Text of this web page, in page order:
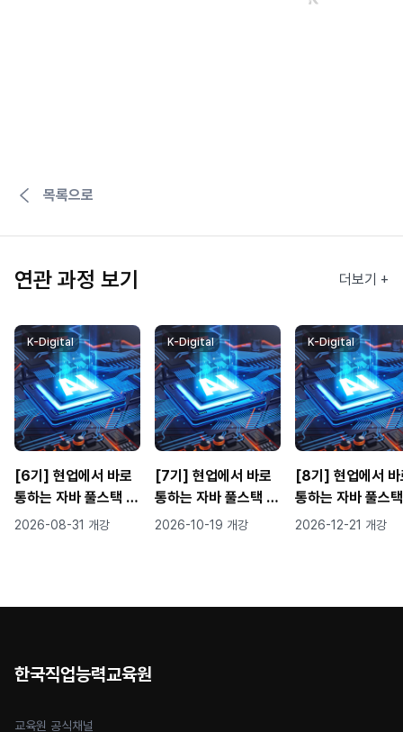
목록으로
연관 과정 보기 더보기 +
K-Digital
[6기] 현업에서 바로
통하는 자바 풀스택 &
생성형AI 서비스개발
2026-08-31 개강
K-Digital
[7기] 현업에서 바로
통하는 자바 풀스택 &
생성형AI 서비스개발
2026-10-19 개강
K-Digital
[8기] 현업에서 바
통하는 자바 풀스
생성형AI 서비스
2026-12-21 개강
한국직업능력교육원
교육원 공식채널